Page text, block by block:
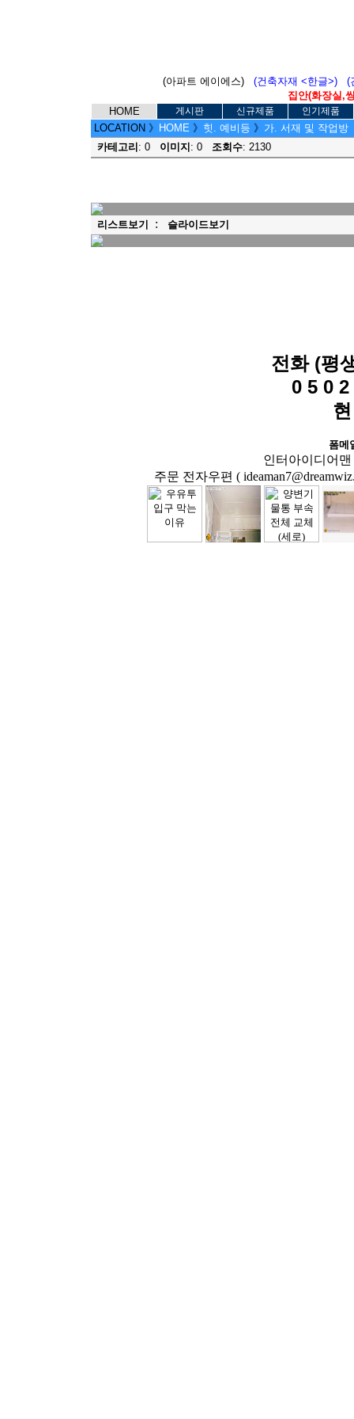
(아파트 에이에스) (건축자재 <한글>)
(
집안(화장실,
HOME
게시판 신규제품 인기제품
LOCATION 》 HOME 》 힛. 예비등 》 가. 서재 및 작업방
카테고리 : 0 이미지 : 0 조회수: 2130
리스트보기 : 슬라이드보기
전화 (평
0 5 0
폼메
인터아이디어맨
주문 전자우편 (